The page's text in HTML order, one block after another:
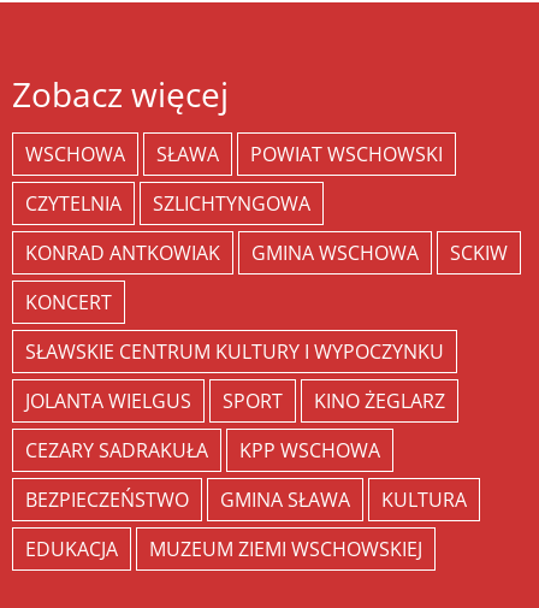
Zobacz więcej
WSCHOWA SŁAWA
POWIAT WSCHOWSKI
CZYTELNIA
SZLICHTYNGOWA
KONRAD ANTKOWIAK
GMINA WSCHOWA
SCKIW
KONCERT
SŁAWSKIE CENTRUM KULTURY I WYPOCZYNKU
JOLANTA WIELGUS
SPORT
KINO ŻEGLARZ
CEZARY SADRAKUŁA
KPP WSCHOWA
BEZPIECZEŃSTWO
GMINA SŁAWA
KULTURA
EDUKACJA
MUZEUM ZIEMI WSCHOWSKIEJ